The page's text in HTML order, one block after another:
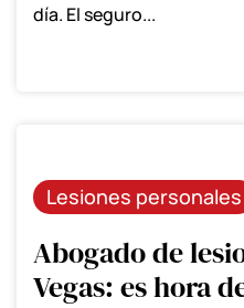
día. El seguro...
Lesiones personales
Abogado de
Vegas: es hora